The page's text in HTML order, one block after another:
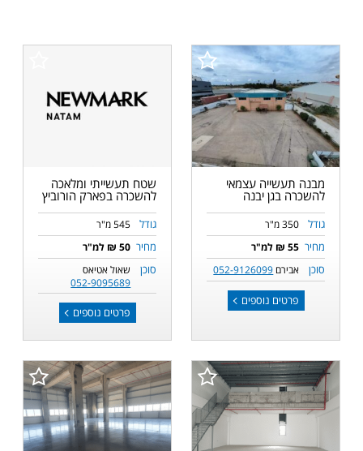
מבנה תעשייה עצמאי
להשכרה בגן יבנה
גודל 350 מ"ר
מחיר 55 ₪ למ"ר
סוכן אבירם 052-9126099
פרטים נוספים
שטח תעשייתי ומלאכה
להשכרה בפארק הורוביץ
גודל 545 מ"ר
מחיר 50 ₪ למ"ר
סוכן
שאול אטיאס
052-9095689
פרטים נוספים